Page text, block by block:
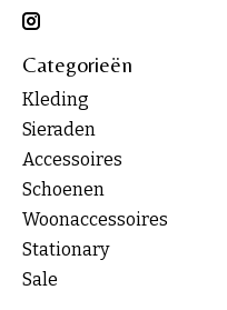
Categorieën
Kleding
Sieraden
Accessoires
Schoenen
Woonaccessoires
Stationary
Sale